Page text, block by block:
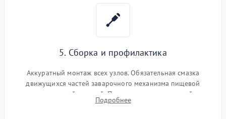
5. Сборка и профилактика
Аккуратный монтаж всех узлов. Обязательная смазка
движущихся частей заварочного механизма пищевой
силиконовой смазкой. Проведение программной
декальцинации и очистки системы от кофейных масел.
Подробнее